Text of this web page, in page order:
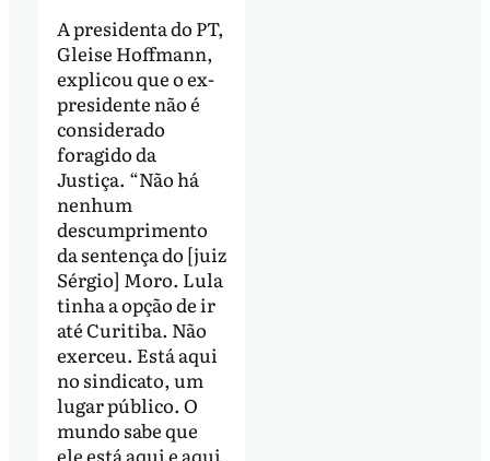
A presidenta do PT,
Gleise Hoffmann,
explicou que o ex-
presidente não é
considerado
foragido da
Justiça. “Não há
nenhum
descumprimento
da sentença do [juiz
Sérgio] Moro. Lula
tinha a opção de ir
até Curitiba. Não
exerceu. Está aqui
no sindicato, um
lugar público. O
mundo sabe que
ele está aqui e aqui